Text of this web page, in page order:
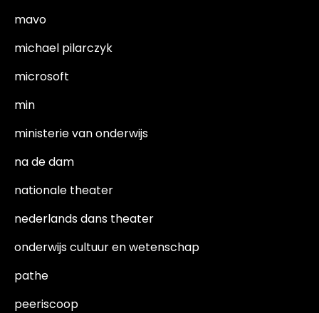
mavo
michael pilarczyk
microsoft
min
ministerie van onderwijs
na de dam
nationale theater
nederlands dans theater
onderwijs cultuur en wetenschap
pathe
peeriscoop